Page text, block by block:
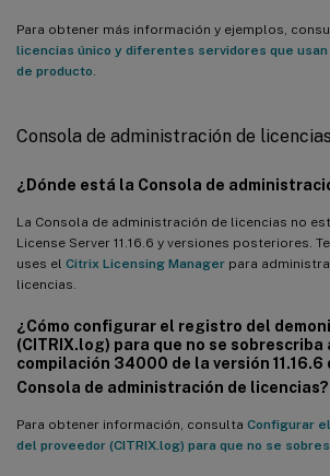
Para obtener más información y ejemplos,
licencias único y diferentes servidores que
de producto
Consola de administración de licencias
¿Dónde está la Consola de
La Consola de administración de licencias no
License Server 11.16.6 y versiones posteriores.
uses el Citrix Licensing Manager para
licencias.
¿Cómo configurar el registro del
(CITRIX.log) para que no se sobrescriba
compilación 34000 de la versión 11.16.6
Consola de administración de licencias?
Para obtener información, consulta Configurar
del proveedor (CITRIX.log) para que no se